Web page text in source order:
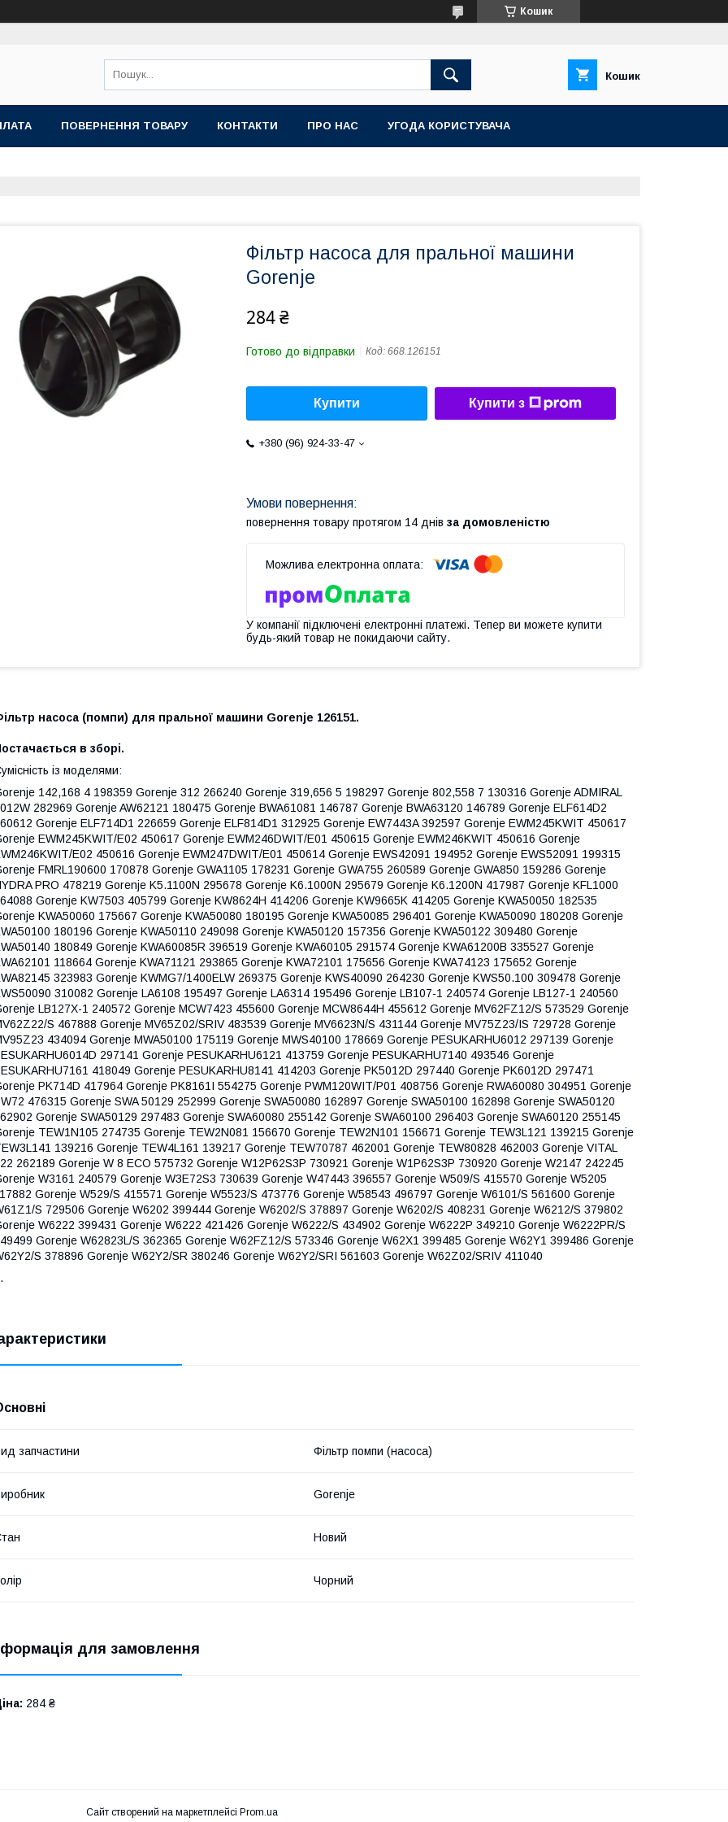
Кошик
Кошик
ПОВЕРНЕННЯ ТОВАРУ КОНТАКТИ ПРО НАС УГОДА КОРИСТУВАЧА
Фільтр насоса для пральної машини
Gorenje
284 ₴
Готово до відправки Код: 668.126151
Купити Купити з
+380 (96) 924-33-47
повернення товару протягом 14 днів за домовленістю
У компанії підключені електронні платежі. Тепер ви можете купити
будь-який товар не покидаючи сайту.
насоса (помпи) для пральної машини Gorenje 126151.
в зборі.
із моделями:
142,168 4 198359 Gorenje 312 266240 Gorenje 319,656 5 198297 Gorenje 802,558 7 130316 Gorenje ADMIRAL
282969 Gorenje AW62121 180475 Gorenje BWA61081 146787 Gorenje BWA63120 146789 Gorenje ELF614D2
Gorenje ELF714D1 226659 Gorenje ELF814D1 312925 Gorenje EW7443A 392597 Gorenje EWM245KWIT 450617
EWM245KWIT/E02 450617 Gorenje EWM246DWIT/E01 450615 Gorenje EWM246KWIT 450616 Gorenje
E02 450616 Gorenje EWM247DWIT/E01 450614 Gorenje EWS42091 194952 Gorenje EWS52091 199315
FMRL190600 170878 Gorenje GWA1105 178231 Gorenje GWA755 260589 Gorenje GWA850 159286 Gorenje
PRO 478219 Gorenje K5.1100N 295678 Gorenje K6.1000N 295679 Gorenje K6.1200N 417987 Gorenje KFL1000
Gorenje KW7503 405799 Gorenje KW8624H 414206 Gorenje KW9665K 414205 Gorenje KWA50050 182535
KWA50060 175667 Gorenje KWA50080 180195 Gorenje KWA50085 296401 Gorenje KWA50090 180208 Gorenje
180196 Gorenje KWA50110 249098 Gorenje KWA50120 157356 Gorenje KWA50122 309480 Gorenje
180849 Gorenje KWA60085R 396519 Gorenje KWA60105 291574 Gorenje KWA61200B 335527 Gorenje
118664 Gorenje KWA71121 293865 Gorenje KWA72101 175656 Gorenje KWA74123 175652 Gorenje
323983 Gorenje KWMG7/1400ELW 269375 Gorenje KWS40090 264230 Gorenje KWS50.100 309478 Gorenje
310082 Gorenje LA6108 195497 Gorenje LA6314 195496 Gorenje LB107-1 240574 Gorenje LB127-1 240560
LB127X-1 240572 Gorenje MCW7423 455600 Gorenje MCW8644H 455612 Gorenje MV62FZ12/S 573529 Gorenje
S 467888 Gorenje MV65Z02/SRIV 483539 Gorenje MV6623N/S 431144 Gorenje MV75Z23/IS 729728 Gorenje
434094 Gorenje MWA50100 175119 Gorenje MWS40100 178669 Gorenje PESUKARHU6012 297139 Gorenje
297141 Gorenje PESUKARHU6121 413759 Gorenje PESUKARHU7140 493546 Gorenje
418049 Gorenje PESUKARHU8141 414203 Gorenje PK5012D 297440 Gorenje PK6012D 297471
PK714D 417964 Gorenje PK8161I 554275 Gorenje PWM120WIT/P01 408756 Gorenje RWA60080 304951 Gorenje
476315 Gorenje SWA 50129 252999 Gorenje SWA50080 162897 Gorenje SWA50100 162898 Gorenje SWA50120
Gorenje SWA50129 297483 Gorenje SWA60080 255142 Gorenje SWA60100 296403 Gorenje SWA60120 255145
TEW1N105 274735 Gorenje TEW2N081 156670 Gorenje TEW2N101 156671 Gorenje TEW3L121 139215 Gorenje
139216 Gorenje TEW4L161 139217 Gorenje TEW70787 462001 Gorenje TEW80828 462003 Gorenje VITAL
262189 Gorenje W 8 ECO 575732 Gorenje W12P62S3P 730921 Gorenje W1P62S3P 730920 Gorenje W2147 242245
W3161 240579 Gorenje W3E72S3 730639 Gorenje W47443 396557 Gorenje W509/S 415570 Gorenje W5205
Gorenje W529/S 415571 Gorenje W5523/S 473776 Gorenje W58543 496797 Gorenje W6101/S 561600 Gorenje
S 729506 Gorenje W6202 399444 Gorenje W6202/S 378897 Gorenje W6202/S 408231 Gorenje W6212/S 379802
W6222 399431 Gorenje W6222 421426 Gorenje W6222/S 434902 Gorenje W6222P 349210 Gorenje W6222PR/S
Gorenje W62823L/S 362365 Gorenje W62FZ12/S 573346 Gorenje W62X1 399485 Gorenje W62Y1 399486 Gorenje
S 378896 Gorenje W62Y2/SR 380246 Gorenje W62Y2/SRI 561603 Gorenje W62Z02/SRIV 411040
запчастини Фільтр помпи (насоса)
Gorenje
Новий
Чорний
для замовлення
284 ₴
Сайт створений на маркетплейсі Prom.ua